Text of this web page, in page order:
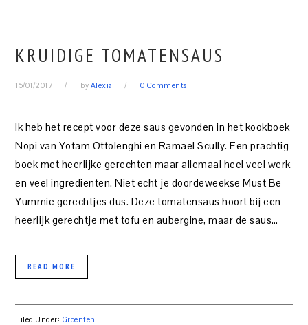
KRUIDIGE TOMATENSAUS
15/01/2017 by Alexia 0 Comments
Ik heb het recept voor deze saus gevonden in het kookboek
Nopi van Yotam Ottolenghi en Ramael Scully. Een prachtig
boek met heerlijke gerechten maar allemaal heel veel werk
en veel ingrediënten. Niet echt je doordeweekse Must Be
Yummie gerechtjes dus. Deze tomatensaus hoort bij een
heerlijk gerechtje met tofu en aubergine, maar de saus…
READ MORE
Filed Under: Groenten